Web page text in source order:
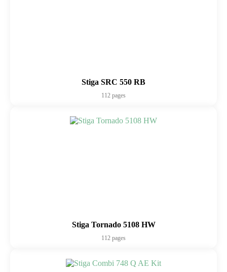
Stiga SRC 550 RB
112 pages
Stiga Tornado 5108 HW
112 pages